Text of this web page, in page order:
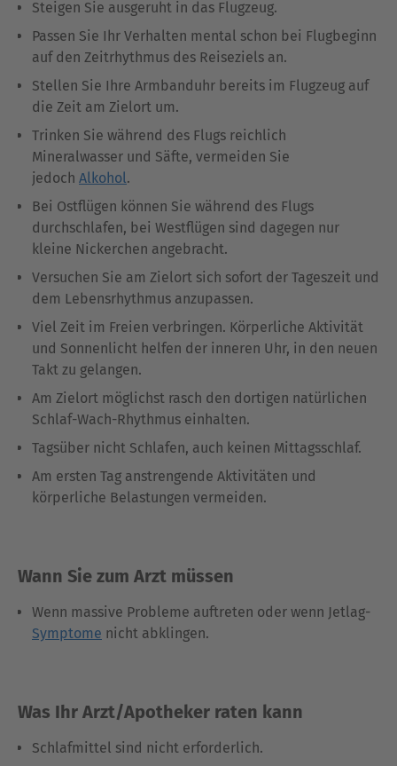
Steigen Sie ausgeruht in das Flugzeug.
Passen Sie Ihr Verhalten mental schon bei Flugbeginn
auf den Zeitrhythmus des Reiseziels an.
Stellen Sie Ihre Armbanduhr bereits im Flugzeug auf
die Zeit am Zielort um.
Trinken Sie während des Flugs reichlich
Mineralwasser und Säfte, vermeiden Sie
jedoch Alkohol.
Bei Ostflügen können Sie während des Flugs
durchschlafen, bei Westflügen sind dagegen nur
kleine Nickerchen angebracht.
Versuchen Sie am Zielort sich sofort der Tageszeit und
dem Lebensrhythmus anzupassen.
Viel Zeit im Freien verbringen. Körperliche Aktivität
und Sonnenlicht helfen der inneren Uhr, in den neuen
Takt zu gelangen.
Am Zielort möglichst rasch den dortigen natürlichen
Schlaf-Wach-Rhythmus einhalten.
Tagsüber nicht Schlafen, auch keinen Mittagsschlaf.
Am ersten Tag anstrengende Aktivitäten und
körperliche Belastungen vermeiden.
Wann Sie zum Arzt müssen
Wenn massive Probleme auftreten oder wenn Jetlag-
Symptome nicht abklingen.
Was Ihr Arzt/Apotheker raten kann
Schlafmittel sind nicht erforderlich.